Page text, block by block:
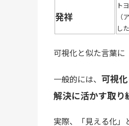
発祥
ト
（
し
可視化と似た言葉に
一般的には、 可視
解決に活かす取り
実際、「見える化」